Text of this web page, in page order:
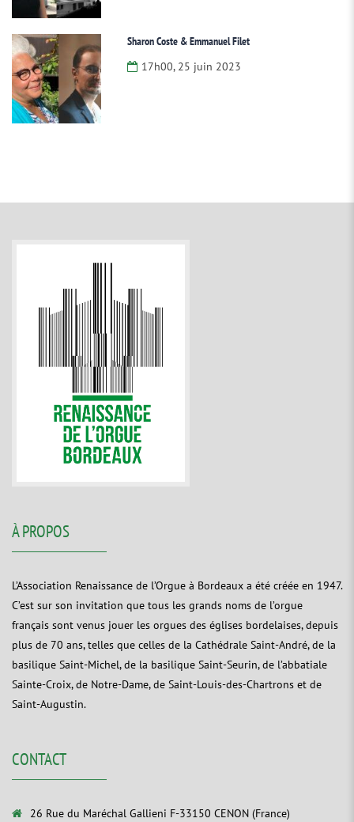
Sharon Coste & Emmanuel Filet
17h00, 25 juin 2023
À PROPOS
L’Association Renaissance de l’Orgue à Bordeaux a été créée en 1947.
C’est sur son invitation que tous les grands noms de l’orgue
français sont venus jouer les orgues des églises bordelaises, depuis
plus de 70 ans, telles que celles de la Cathédrale Saint-André, de la
basilique Saint-Michel, de la basilique Saint-Seurin, de l’abbatiale
Sainte-Croix, de Notre-Dame, de Saint-Louis-des-Chartrons et de
Saint-Augustin.
CONTACT
26 Rue du Maréchal Gallieni F-33150 CENON (France)